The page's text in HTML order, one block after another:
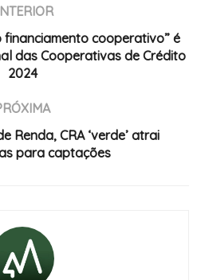
financiamento cooperativo” é
das Cooperativas de Crédito
2024
Renda, CRA ‘verde’ atrai
para captações